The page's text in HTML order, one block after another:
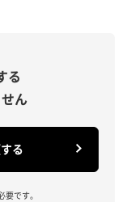
る
ん
る
です。